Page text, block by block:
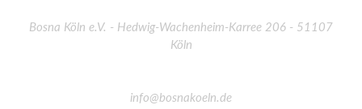
Bosna Köln e.V. - Hedwig-Wachenheim-Karree 206 - 51107
Köln
info@bosnakoeln.de